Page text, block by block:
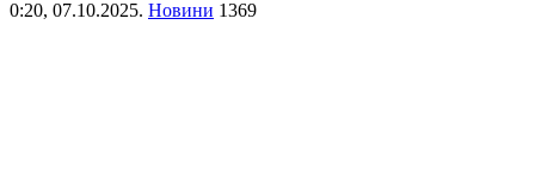
0:20, 07.10.2025. Новини 1369